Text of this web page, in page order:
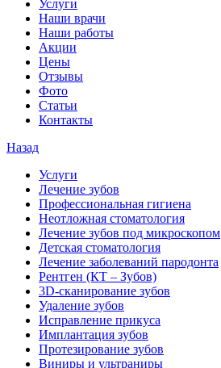
Услуги
Наши врачи
Наши работы
Акции
Цены
Отзывы
Фото
Статьи
Контакты
Назад
Услуги
Лечение зубов
Профессиональная гигиена
Неотложная стоматология
Лечение зубов под микроскопом
Детская стоматология
Лечение заболеваний пародонта
Рентген (КТ – Зубов)
3D-cканирование зубов
Удаление зубов
Исправление прикуса
Имплантация зубов
Протезирование зубов
Виниры и ультраниры